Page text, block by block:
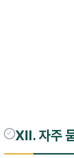
XII. 자주